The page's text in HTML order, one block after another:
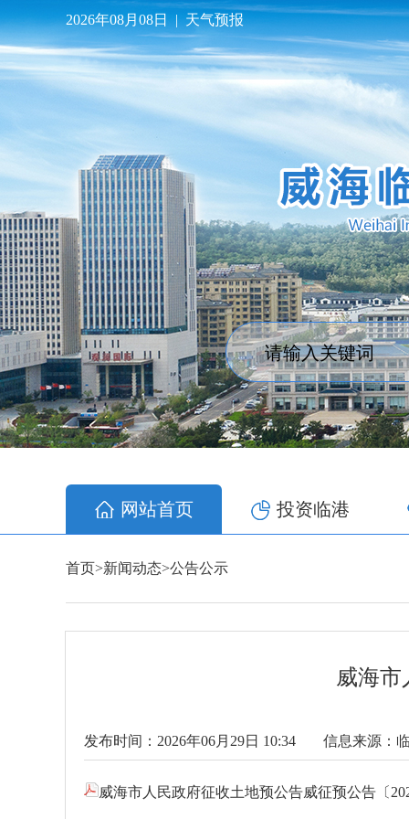
2026年08月08日| 天气预报
网站首页 投资临港
首页>新闻动态>公告公示
威海市
发布时间：2026年06月29日 10:34 信息来源：
威海市人民政府征收土地预公告威征预公告〔